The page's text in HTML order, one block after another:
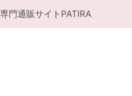
専門通販サイト PATIRA